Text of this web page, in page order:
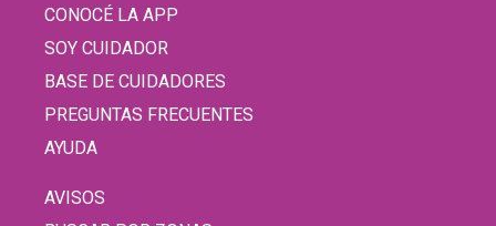
CONOCÉ LA APP
SOY CUIDADOR
BASE DE CUIDADORES
PREGUNTAS FRECUENTES
AYUDA
AVISOS